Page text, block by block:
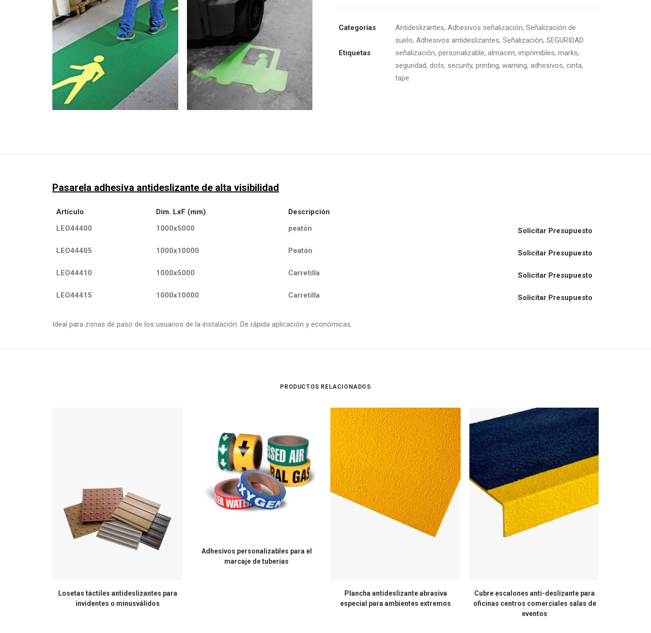
Categorías Antideslizantes, Adhesivos señalización, Señalización de
suelo, Adhesivos antideslizantes, Señalización, SEGURIDAD
Etiquetas
señalización, personalizable, almacen, imprimibles, marks,
seguridad, dots, security, printing, warning, adhesivos, cinta,
tape
Pasarela adhesiva antideslizante de alta visibilidad
Artículo Dim. LxF (mm)
Descripción
LEO44400
1000x5000 peatón Solicitar Presupuesto
LEO44405 1000x10000 Peatón Solicitar Presupuesto
LEO44410 1000x5000 Carretilla Solicitar Presupuesto
LEO44415 1000x10000 Carretilla Solicitar Presupuesto
Ideal para zonas de paso de los usuarios de la instalación. De rápida aplicación y económicas.
PRODUCTOS RELACIONADOS
Losetas táctiles antideslizantes para
invidentes o minusválidos
Adhesivos personalizables para el
marcaje de tuberías
Plancha antideslizante abrasiva
especial para ambientes extremos
Cubre escalones anti-deslizante para
oficinas centros comerciales salas de
eventos